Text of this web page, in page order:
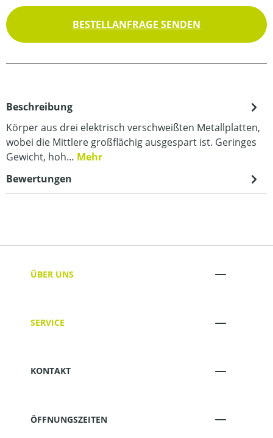
BESTELLANFRAGE SENDEN
Beschreibung
Körper aus drei elektrisch verschweißten Metallplatten,
wobei die Mittlere großflächig ausgespart ist. Geringes
Gewicht, hoh… Mehr
Bewertungen
ÜBER UNS
SERVICE
KONTAKT
ÖFFNUNGSZEITEN